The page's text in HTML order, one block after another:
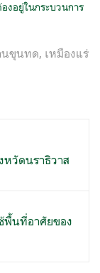
งอยู่ในกระบวนการ
นขุนทด, เหมืองแร่
วัดนราธิวาส
พื้นที่อาศัยของ